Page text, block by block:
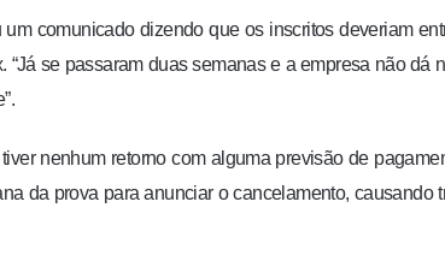
comunicado dizendo que os inscritos deveriam
“Já se passaram duas semanas e a empresa não dá
nenhum retorno com alguma previsão de
da prova para anunciar o cancelamento, causando